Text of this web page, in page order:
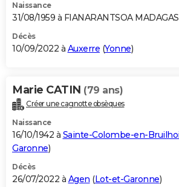
Naissance
31/08/1959 à FIANARANTSOA
Décès
10/09/2022 à Auxerre (Yonne)
Marie CATIN (79 ans)
Créer une cagnotte obsèques
Naissance
16/10/1942 à Sainte-Colombe-en-
Garonne)
Décès
26/07/2022 à Agen (Lot-et-Garonne)